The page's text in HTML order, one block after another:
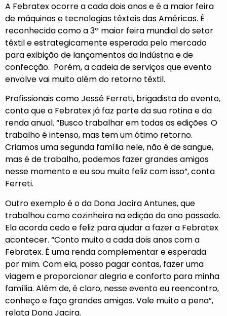
A Febratex ocorre a cada dois anos e é a maior feira
de máquinas e tecnologias têxteis das Américas. É
reconhecida como a 3ª maior feira mundial do setor
têxtil e estrategicamente esperada pelo mercado
para exibição de lançamentos da indústria e de
confecção. Porém, a cadeia de serviços que evento
envolve vai muito além do retorno têxtil.
Profissionais como Jessé Ferreti, brigadista do evento,
conta que a Febratex já faz parte da sua rotina e da
renda anual. “Busco trabalhar em todas as edições. O
trabalho é intenso, mas tem um ótimo retorno.
Criamos uma segunda família nele, não é de sangue,
mas é de trabalho, podemos fazer grandes amigos
nesse momento e eu sou muito feliz com isso”, conta
Ferreti.
Outro exemplo é o da Dona Jacira Antunes, que
trabalhou como cozinheira na edição do ano passado.
Ela acorda cedo e feliz para ajudar a fazer a Febratex
acontecer. “Conto muito a cada dois anos com a
Febratex. É uma renda complementar e esperada
por mim. Com ela, posso pagar contas, fazer uma
viagem e proporcionar alegria e conforto para minha
família. Além de, é claro, nesse evento eu reencontro,
conheço e faço grandes amigos. Vale muito a pena”,
relata Dona Jacira.